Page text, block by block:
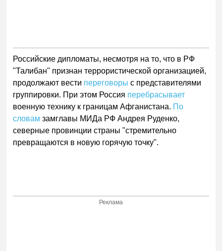
Российские дипломаты, несмотря на то, что в РФ
"Талибан" признан террористической организацией,
продолжают вести переговоры с представителями
группировки. При этом Россия перебрасывает
военную технику к границам Афганистана. По
словам замглавы МИДа РФ Андрея Руденко,
северные провинции страны "стремительно
превращаются в новую горячую точку".
Реклама